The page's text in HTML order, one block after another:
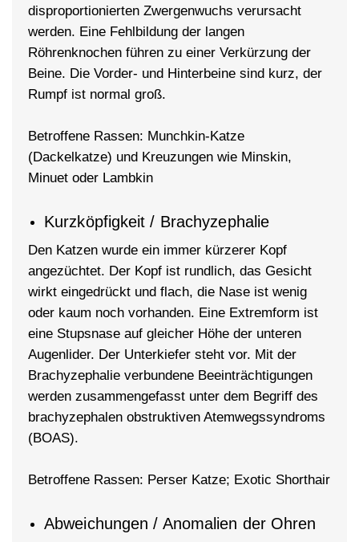
disproportionierten Zwergenwuchs verursacht
werden. Eine Fehlbildung der langen
Röhrenknochen führen zu einer Verkürzung der
Beine. Die Vorder- und Hinterbeine sind kurz, der
Rumpf ist normal groß.
Betroffene Rassen: Munchkin-Katze
(Dackelkatze) und Kreuzungen wie Minskin,
Minuet oder Lambkin
Kurzköpfigkeit / Brachyzephalie
Den Katzen wurde ein immer kürzerer Kopf
angezüchtet. Der Kopf ist rundlich, das Gesicht
wirkt eingedrückt und flach, die Nase ist wenig
oder kaum noch vorhanden. Eine Extremform ist
eine Stupsnase auf gleicher Höhe der unteren
Augenlider. Der Unterkiefer steht vor. Mit der
Brachyzephalie verbundene Beeinträchtigungen
werden zusammengefasst unter dem Begriff des
brachyzephalen obstruktiven Atemwegssyndroms
(BOAS).
Betroffene Rassen: Perser Katze; Exotic Shorthair
Abweichungen / Anomalien der Ohren